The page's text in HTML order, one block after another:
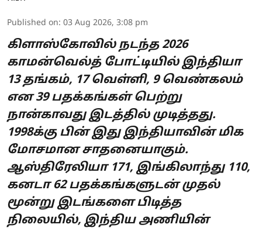
Published on: 03 Aug 2026, 3:08 pm
கிளாஸ்கோவில் நடந்த 2026
காமன்வெல்த் போட்டியில் இந்தியா
13 தங்கம், 17 வெள்ளி, 9 வெண்கலம்
என 39 பதக்கங்கள் பெற்று
நான்காவது இடத்தில் முடித்தது.
1998க்கு பின் இது இந்தியாவின் மிக
மோசமான சாதனையாகும்.
ஆஸ்திரேலியா 171, இங்கிலாந்து 110,
கனடா 62 பதக்கங்களுடன் முதல்
மூன்று இடங்களை பிடித்த
நிலையில், இந்திய அணியின்